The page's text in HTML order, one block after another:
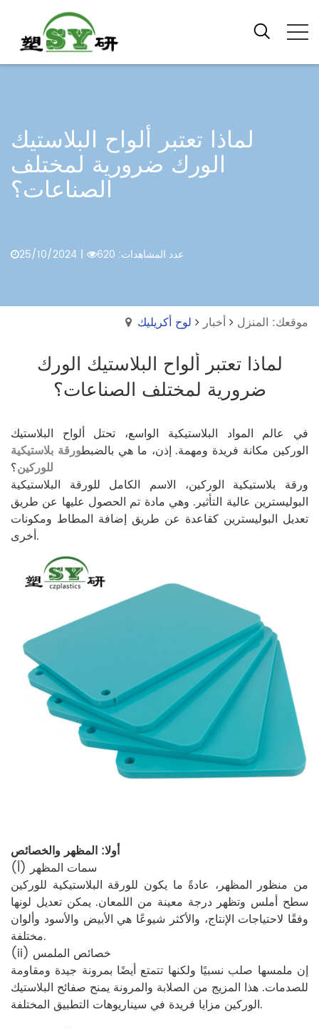
لماذا تعتبر ألواح البلاستيك
الورك ضرورية لمختلف
الصناعات؟
25/10/2024 | عدد المشاهدات: 620
موقعك: المنزل أخبار لوح أكريليك
لماذا تعتبر ألواح البلاستيك الورك
ضرورية لمختلف الصناعات؟
في عالم المواد البلاستيكية الواسع، تحتل ألواح البلاستيك
الوركين مكانة فريدة ومهمة. إذن، ما هي بالضبطورقة بلاستيكية
للوركين؟
ورقة بلاستيكية الوركين، الاسم الكامل للورقة البلاستيكية
البوليسترين عالية التأثير. وهي مادة تم الحصول عليها عن طريق
تعديل البوليسترين كقاعدة عن طريق إضافة المطاط ومكونات
أخرى.
أولا: المظهر والخصائص
(أ) سمات المظهر
من منظور المظهر، عادةً ما يكون للورقة البلاستيكية للوركين
سطح أملس وتظهر درجة معينة من اللمعان. يمكن تعديل لونها
وفقًا لاحتياجات الإنتاج، والأكثر شيوعًا هي الأبيض والأسود وألوان
مختلفة.
(ii) خصائص الملمس
إن ملمسها صلب نسبيًا ولكنها تتمتع أيضًا بمرونة جيدة ومقاومة
للصدمات. هذا المزيج من الصلابة والمرونة يمنح صفائح البلاستيك
الوركين مزايا فريدة في سيناريوهات التطبيق المختلفة.